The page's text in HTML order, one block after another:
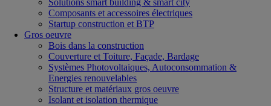
Solutions smart building & smart city
Composants et accessoires électriques
Startup construction et BTP
Gros oeuvre
Bois dans la construction
Couverture et Toiture, Façade, Bardage
Systèmes Photovoltaiques, Autoconsommation &
Energies renouvelables
Structure et matériaux gros oeuvre
Isolant et isolation thermique